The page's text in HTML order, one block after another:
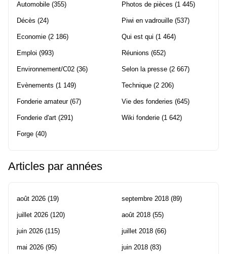
Automobile (355)
Décès (24)
Economie (2 186)
Emploi (993)
Environnement/C02 (36)
Evènements (1 149)
Fonderie amateur(67)
Fonderie d'art (291)
Forge (40)
Photos de pièces (1 445)
Piwi en vadrouille (537)
Qui est qui (1 464)
Réunions (652)
Selon la presse (2 667)
Technique (2 206)
Vie des fonderies (645)
Wiki fonderie (1 642)
Articles par années
août 2026 (19)
juillet 2026 (120)
juin 2026 (115)
mai 2026 (95)
septembre 2018 (89)
août 2018 (55)
juillet 2018 (66)
juin 2018 (83)